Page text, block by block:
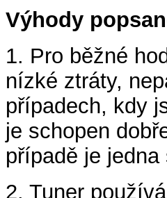
Výhody
1. Pro běžné
nízké ztráty,
případech, kdy
je schopen
případě je
2. Tuner